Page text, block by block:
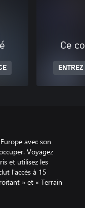
Ce
avec son
Voyagez
et utilisez les
l'accès à 15
» et « Terrain